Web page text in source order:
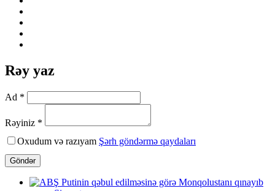
Rəy yaz
Ad *
Rəyiniz *
Oxudum və razıyam Şərh göndərmə qaydaları
Göndər